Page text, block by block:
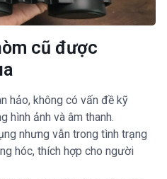
cũ được
hảo, không có vấn đề kỹ
hình ảnh và âm thanh.
nhưng vẫn trong tình trạng
hóc, thích hợp cho người